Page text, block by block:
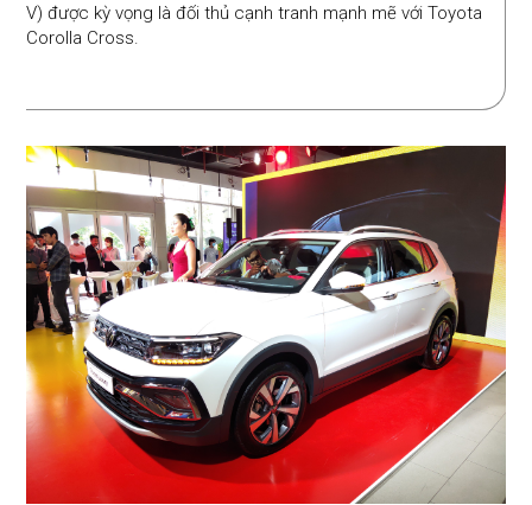
V) được kỳ vọng là đối thủ cạnh tranh mạnh mẽ với Toyota
Corolla Cross.